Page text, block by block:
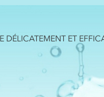
DÉLICATEMENT ET